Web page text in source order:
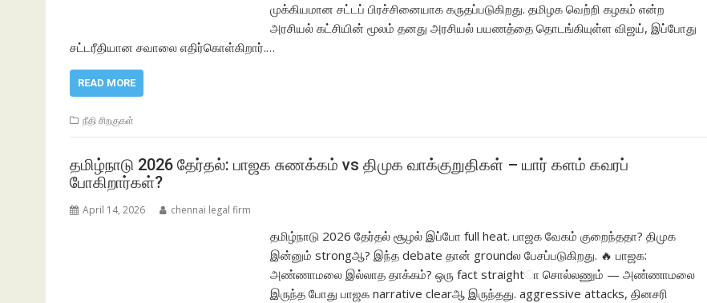
முக்கியமான சட்டப் பிரச்சினையாக கருதப்படுகிறது. தமிழக வெற்றி கழகம் என்ற
அரசியல் கட்சியின் மூலம் தனது அரசியல் பயணத்தை தொடங்கியுள்ள விஜய், இப்போது
சட்டரீதியான சவாலை எதிர்கொள்கிறார்.…
READ MORE
நீதி சிறகுகள்
தமிழ்நாடு 2026 தேர்தல்: பாஜக சுணக்கம் vs திமுக வாக்குறுதிகள் – யார் களம் கவரப்
போகிறார்கள்?
April 14, 2026 chennai legal firm
தமிழ்நாடு 2026 தேர்தல் சூழல் இப்போ full heat. பாஜக வேகம் குறைந்ததா? திமுக
இன்னும் strongஆ? இந்த debate தான் groundல பேசப்படுகிறது. 🔥 பாஜக:
அண்ணாமலை இல்லாத தாக்கம்? ஒரு fact straightா சொல்லணும் — அண்ணாமலை
இருந்த போது பாஜக narrative clearஆ இருந்தது. aggressive attacks, தினசரி